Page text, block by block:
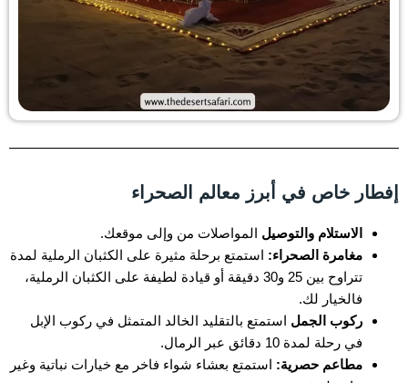
إفطار خاص في أبرز معالم الصحراء
الاستلام والتوصيل المواصلات من وإلى موقعك.
مغامرة الصحراء: استمتع برحلة مثيرة على الكثبان الرملية لمدة
تتراوح بين 25 و30 دقيقة أو قيادة لطيفة على الكثبان الرملية،
فالخيار لك.
ركوب الجمل استمتع بالتقليد الخالد المتمثل في ركوب الإبل
في رحلة لمدة 10 دقائق عبر الرمال.
مطاعم حصرية: استمتع بعشاء شواء فاخر مع خيارات نباتية وغير